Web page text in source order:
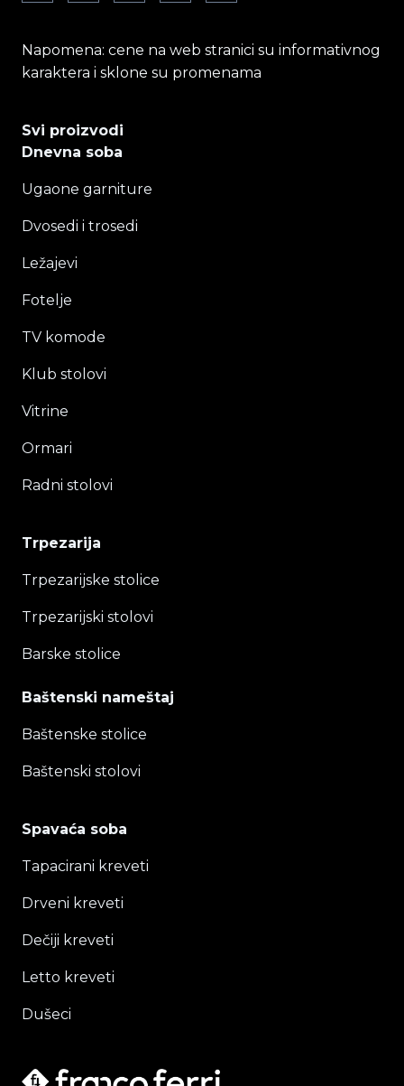
Napomena: cene na web stranici su informativnog
karaktera i sklone su promenama
Svi proizvodi
Dnevna soba
Ugaone garniture
Dvosedi i trosedi
Ležajevi
Fotelje
TV komode
Klub stolovi
Vitrine
Ormari
Radni stolovi
Trpezarija
Trpezarijske stolice
Trpezarijski stolovi
Barske stolice
Baštenski nameštaj
Baštenske stolice
Baštenski stolovi
Spavaća soba
Tapacirani kreveti
Drveni kreveti
Dečiji kreveti
Letto kreveti
Dušeci